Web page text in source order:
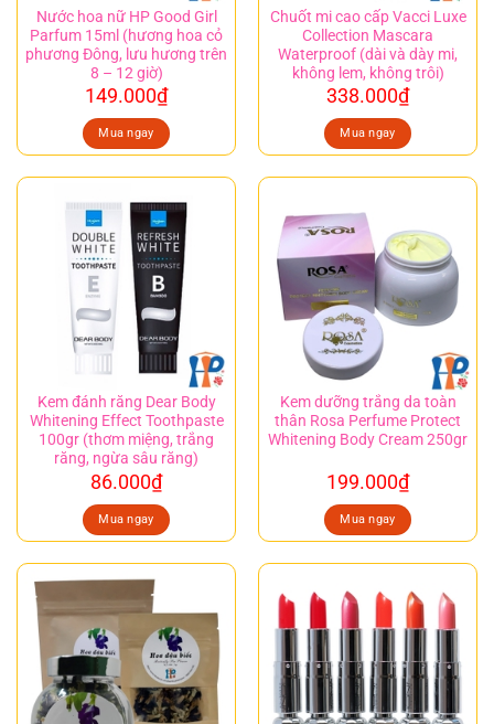
Nước hoa nữ HP Good Girl
Parfum 15ml (hương hoa cỏ
phương Đông, lưu hương trên
8 – 12 giờ)
149.000₫
Mua ngay
Chuốt mi cao cấp Vacci Luxe
Collection Mascara
Waterproof (dài và dày mi,
không lem, không trôi)
338.000₫
Mua ngay
Kem đánh răng Dear Body
Whitening Effect Toothpaste
100gr (thơm miệng, trắng
răng, ngừa sâu răng)
86.000₫
Mua ngay
Kem dưỡng trắng da toàn
thân Rosa Perfume Protect
Whitening Body Cream 250gr
199.000₫
Mua ngay